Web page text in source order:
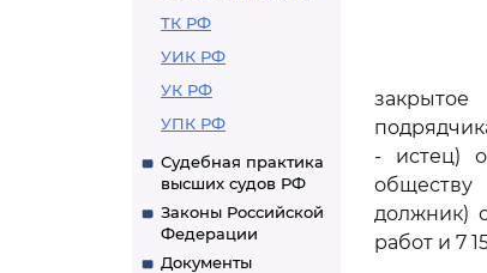
ТК РФ
УИК РФ
УК РФ
УПК РФ
Судебная практика
высших судов РФ
Законы Российской
Федерации
Документы
- истец)
обществу
должник)
работ и 7